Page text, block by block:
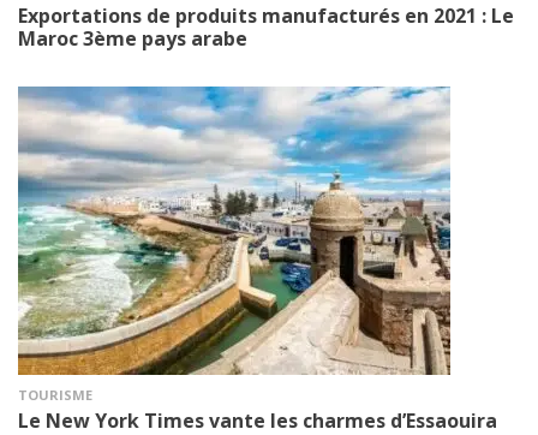
Exportations de produits manufacturés en 2021 : Le
Maroc 3ème pays arabe
TOURISME
Le New York Times vante les charmes d’Essaouira